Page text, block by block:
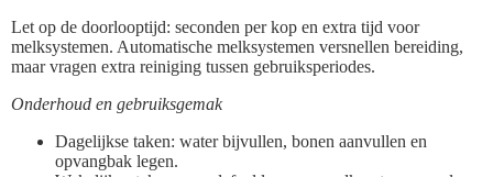
Let op de doorlooptijd: seconden per kop en extra tijd voor
melksystemen. Automatische melksystemen versnellen bereiding,
maar vragen extra reiniging tussen gebruiksperiodes.
Onderhoud en gebruiksgemak
Dagelijkse taken: water bijvullen, bonen aanvullen en
opvangbak legen.